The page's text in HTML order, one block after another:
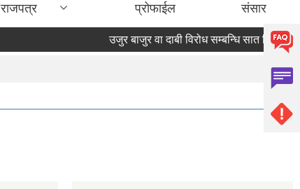
राजपत्र प्रोफाईल संसार
उजुर बाजुर वा दाबी विरोध सम्बन्धि सात दिने सूचना